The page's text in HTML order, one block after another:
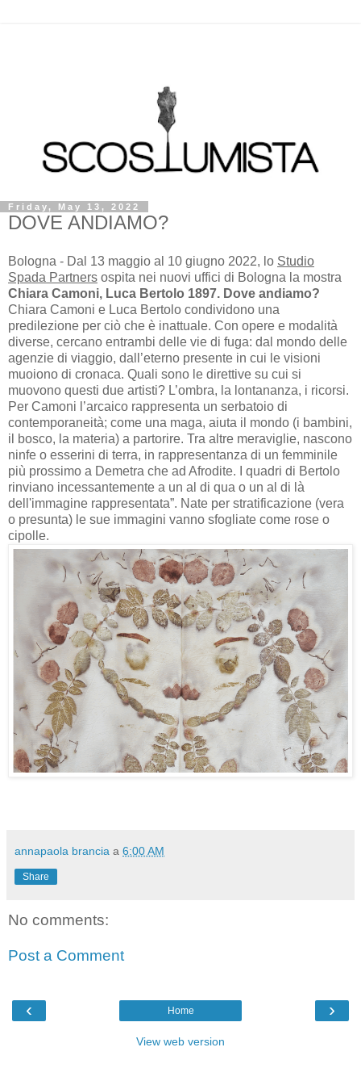
Friday, May 13, 2022
DOVE ANDIAMO?
Bologna - Dal 13 maggio al 10 giugno 2022, lo Studio
Spada Partners ospita nei nuovi uffici di Bologna la mostra
Chiara Camoni, Luca Bertolo 1897. Dove andiamo?
Chiara Camoni e Luca Bertolo condividono una
predilezione per ciò che è inattuale. Con opere e modalità
diverse, cercano entrambi delle vie di fuga: dal mondo delle
agenzie di viaggio, dall’eterno presente in cui le visioni
muoiono di cronaca. Quali sono le direttive su cui si
muovono questi due artisti? L’ombra, la lontananza, i ricorsi.
Per Camoni l’arcaico rappresenta un serbatoio di
contemporaneità; come una maga, aiuta il mondo (i bambini,
il bosco, la materia) a partorire. Tra altre meraviglie, nascono
ninfe o esserini di terra, in rappresentanza di un femminile
più prossimo a Demetra che ad Afrodite. I quadri di Bertolo
rinviano incessantemente a un al di qua o un al di là
dell'immagine rappresentata”. Nate per stratificazione (vera
o presunta) le sue immagini vanno sfogliate come rose o
cipolle.
annapaola brancia a 6:00 AM
Share
No comments:
Post a Comment
‹ ›
Home
View web version